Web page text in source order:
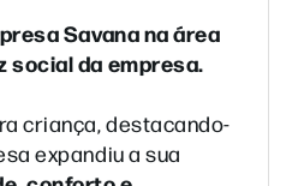
Savana na área
social da empresa.
criança, destacando-
expandiu a sua